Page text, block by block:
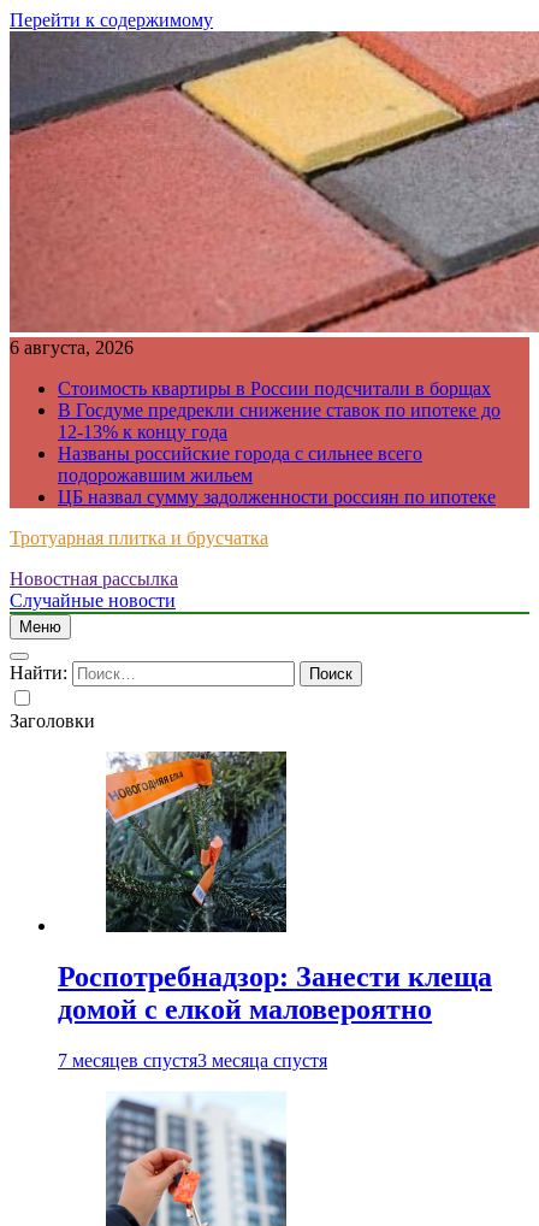
Перейти к содержимому
6 августа, 2026
Стоимость квартиры в России подсчитали в борщах
В Госдуме предрекли снижение ставок по ипотеке до
12-13% к концу года
Названы российские города с сильнее всего
подорожавшим жильем
ЦБ назвал сумму задолженности россиян по ипотеке
Тротуарная плитка и брусчатка
Just another WordPress site
Новостная рассылка
Случайные новости
Меню
Найти:
Заголовки
Роспотребнадзор: Занести клеща
домой с елкой маловероятно
7 месяцев спустя3 месяца спустя